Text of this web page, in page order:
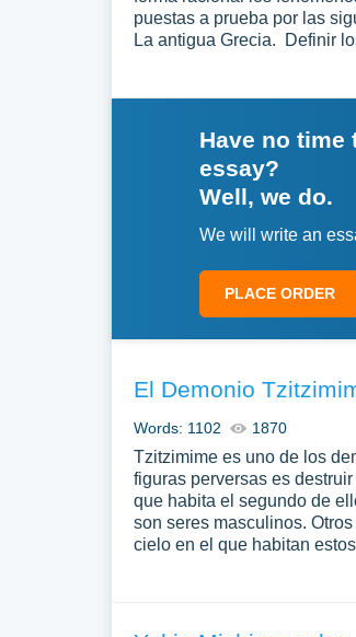
puestas a prueba por las
La antigua Grecia. Definir
Have no time
essay?
Well, we do.
We will write an
PLACE ORDER
El Demonio
Words: 1102 1870
Tzitzimime es uno de los
figuras perversas es
que habita el segundo de
son seres masculinos.
cielo en el que habitan